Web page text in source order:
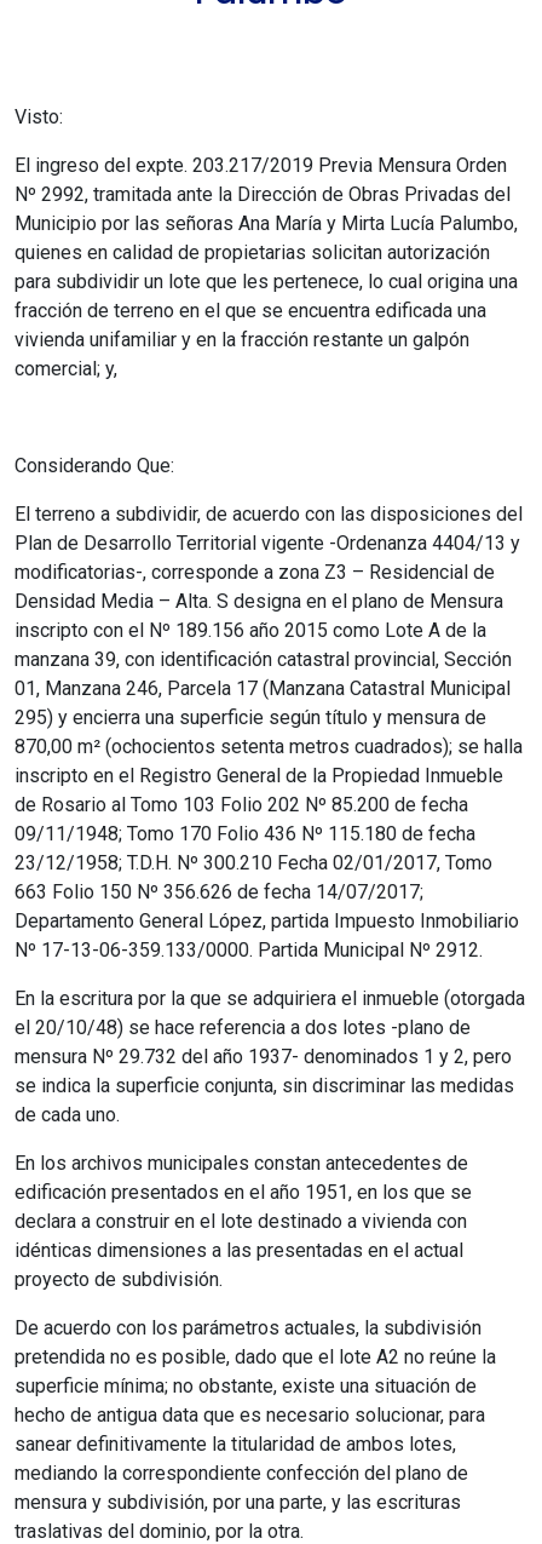
Visto:
El ingreso del expte. 203.217/2019 Previa Mensura Orden
Nº 2992, tramitada ante la Dirección de Obras Privadas del
Municipio por las señoras Ana María y Mirta Lucía Palumbo,
quienes en calidad de propietarias solicitan autorización
para subdividir un lote que les pertenece, lo cual origina una
fracción de terreno en el que se encuentra edificada una
vivienda unifamiliar y en la fracción restante un galpón
comercial; y,
Considerando Que:
El terreno a subdividir, de acuerdo con las disposiciones del
Plan de Desarrollo Territorial vigente -Ordenanza 4404/13 y
modificatorias-, corresponde a zona Z3 – Residencial de
Densidad Media – Alta. S designa en el plano de Mensura
inscripto con el Nº 189.156 año 2015 como Lote A de la
manzana 39, con identificación catastral provincial, Sección
01, Manzana 246, Parcela 17 (Manzana Catastral Municipal
295) y encierra una superficie según título y mensura de
870,00 m² (ochocientos setenta metros cuadrados); se halla
inscripto en el Registro General de la Propiedad Inmueble
de Rosario al Tomo 103 Folio 202 Nº 85.200 de fecha
09/11/1948; Tomo 170 Folio 436 Nº 115.180 de fecha
23/12/1958; T.D.H. Nº 300.210 Fecha 02/01/2017, Tomo
663 Folio 150 Nº 356.626 de fecha 14/07/2017;
Departamento General López, partida Impuesto Inmobiliario
Nº 17-13-06-359.133/0000. Partida Municipal Nº 2912.
En la escritura por la que se adquiriera el inmueble (otorgada
el 20/10/48) se hace referencia a dos lotes -plano de
mensura Nº 29.732 del año 1937- denominados 1 y 2, pero
se indica la superficie conjunta, sin discriminar las medidas
de cada uno.
En los archivos municipales constan antecedentes de
edificación presentados en el año 1951, en los que se
declara a construir en el lote destinado a vivienda con
idénticas dimensiones a las presentadas en el actual
proyecto de subdivisión.
De acuerdo con los parámetros actuales, la subdivisión
pretendida no es posible, dado que el lote A2 no reúne la
superficie mínima; no obstante, existe una situación de
hecho de antigua data que es necesario solucionar, para
sanear definitivamente la titularidad de ambos lotes,
mediando la correspondiente confección del plano de
mensura y subdivisión, por una parte, y las escrituras
traslativas del dominio, por la otra.